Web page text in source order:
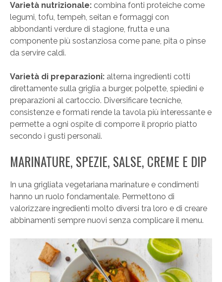
Varietà nutrizionale: combina fonti proteiche come
legumi, tofu, tempeh, seitan e formaggi con
abbondanti verdure di stagione, frutta e una
componente più sostanziosa come pane, pita o pinse
da servire caldi.
Varietà di preparazioni: alterna ingredienti cotti
direttamente sulla griglia a burger, polpette, spiedini e
preparazioni al cartoccio. Diversificare tecniche,
consistenze e formati rende la tavola più interessante e
permette a ogni ospite di comporre il proprio piatto
secondo i gusti personali.
MARINATURE, SPEZIE, SALSE, CREME E DIP
In una grigliata vegetariana marinature e condimenti
hanno un ruolo fondamentale. Permettono di
valorizzare ingredienti molto diversi tra loro e di creare
abbinamenti sempre nuovi senza complicare il menu.